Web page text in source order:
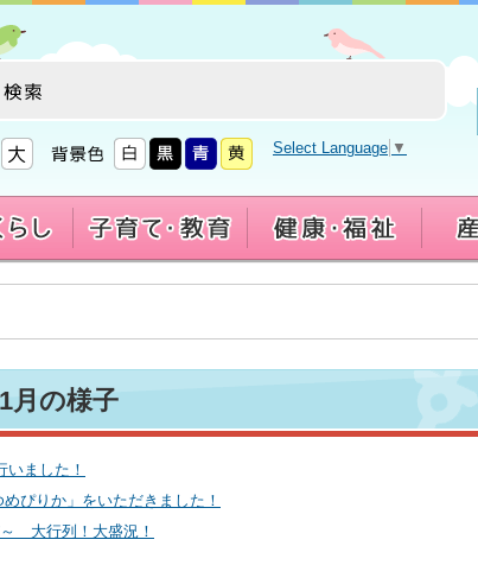
Select Language ▼
月の様子
ました！
ぴりか」をいただきました！
大行列！大盛況！